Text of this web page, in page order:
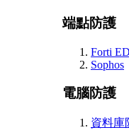
端點防護
Forti
Sophos
電腦防護
資料庫